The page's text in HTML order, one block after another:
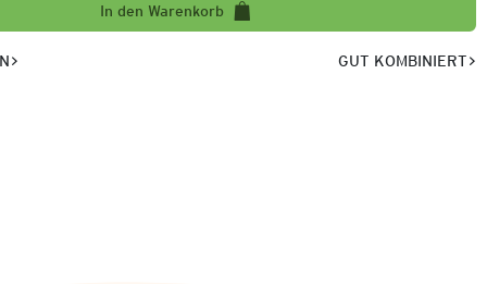
In den Warenkorb
GUT KOMBINIERT